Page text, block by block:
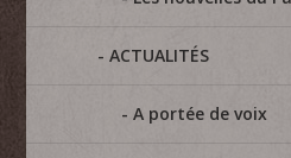
ACTUALITÉS
A portée de voix